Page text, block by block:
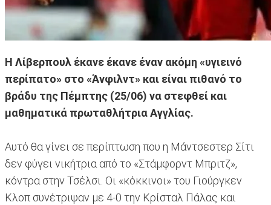
H Λίβερπουλ έκανε έκανε έναν ακόμη «υγιεινό
περίπατο» στο «Άνφιλντ» και είναι πιθανό το
βράδυ της Πέμπτης (25/06) να στεφθεί και
μαθηματικά πρωταθλήτρια Αγγλίας.
Αυτό θα γίνει σε περίπτωση που η Μάντσεστερ Σίτι
δεν φύγει νικήτρια από το «Στάμφορντ Μπριτζ»,
κόντρα στην Τσέλσι. Οι «κόκκινοι» του Γιούργκεν
Κλοπ συνέτριψαν με 4-0 την Κρίσταλ Πάλας και